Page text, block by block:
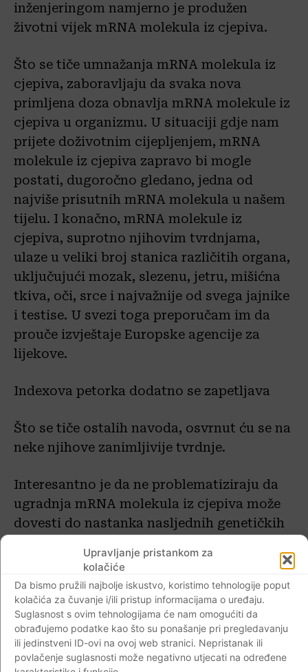
Upravljanje pristankom za
kolačiće
Da bismo pružili najbolje iskustvo, koristimo tehnologije poput
kolačića za čuvanje i/ili pristup informacijama o uređaju.
Suglasnost s ovim tehnologijama će nam omogućiti da
obrađujemo podatke kao što su ponašanje pri pregledavanju
ili jedinstveni ID-ovi na ovoj web stranici. Nepristanak ili
povlačenje suglasnosti može negativno utjecati na određene
inženjeringom namjerno je produžen
životni vijek mRNA molekula iz cjepiva.
Što se tiče umnažanja mRNA molekula iz
cjepiva, zaboravljaju da svaka nova
primljena doza obnavlja mRNA molekule iz
cjepiva u organizmu. U situaciji gdje nam
prijete doživotnim cijepljenjem, mRNA
molekule iz cjepiva zapravo bi mogle
postati, dugoročno gledano, jedna od
najviše prisutnih mRNA molekula u našem
tijelu. I konačno, mRNA molekule iz
cjepiva, suprotno njihovim tvrdnjama,
ulaze u veliki broj stanica različitih organa,
uključujući mozak, slezenu, jetru, mišićna
tkiva, oči, srce i najvažnije od svega jajnike
i testise. U svezi toga preporučam im da
prouče izvještaje Europske agencije za
lijekove.
Indexova petorka dodatno se zapetljava
Što se tiče ostalih navoda, osvrnut ću se na
neke njihove zanimljivije tvrdnje.
Interesantno je da ne problematiziraju da
ugradnja mRNA molekula iz cjepiva može
dovesti do nastanka nasljednih genetičkih
opasnost. S druge strane, pokušavaju
umanjiti mogućnost povezanosti ugradnje
mRNA molekula s tumorskim bolestima. Tu
ih upućujem na činjenicu da se ugrađene
mRNA molekule često pronalaze u
genomima tumora. I u ovom slučaju